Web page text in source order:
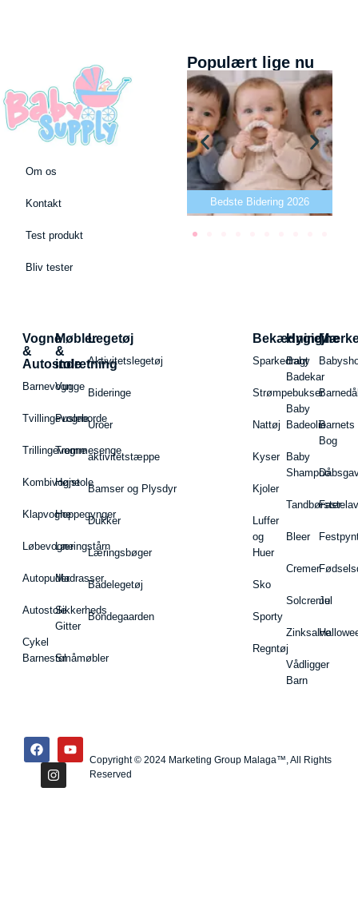
Om os
Kontakt
Test produkt
Bliv tester
Populært lige nu
Bedste puslepude 2026 Bedste Bidering 2026
Vogne
&
Autostole
Barnevogn
Tvillingevogne
Trillingevogne
Kombivogne
Klapvogne
Løbevogne
Autopuder
Autostole
Cykel
Barnestol
Møbler
&
indretning
Vugge
Pusleborde
Tremmesenge
Højstole
Hoppegynger
Læringstårn
Madrasser
Sikkerheds
Gitter
Småmøbler
Legetøj
Aktivitetslegetøj
Bideringe
Uroer
aktivitetstæppe
Bamser og Plysdyr
Dukker
Læringsbøger
Badelegetøj
Bondegaarden
Bekædning
Sparkedragt
Strømpebukser
Nattøj
Kyser
Kjoler
Luffer
og
Huer
Sko
Sporty
Regntøj
Hygiejne
Baby
Badekar
Baby
Badeolie
Baby
Shampoo
Tandbørster
Bleer
Cremer
Solcreme
Zinksalve
Vådligger
Barn
Barnets
Bog
Jul
Copyright © 2024 Marketing Group Malaga™, All Rights
Reserved